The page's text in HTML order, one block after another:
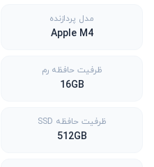
مدل پردازنده
Apple M4
ظرفیت حافظه رم
16GB
ظرفیت حافظه SSD
512GB